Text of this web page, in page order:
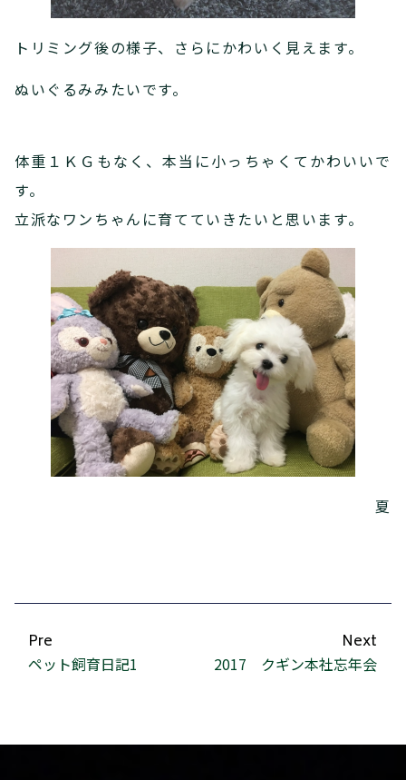
トリミング後の様子、さらにかわいく見えます。
ぬいぐるみみたいです。
体重１ＫＧもなく、本当に小っちゃくてかわいいで
す。
立派なワンちゃんに育てていきたいと思います。
夏
Pre
ペット飼育日記1
Next
2017 クギン本社忘年会